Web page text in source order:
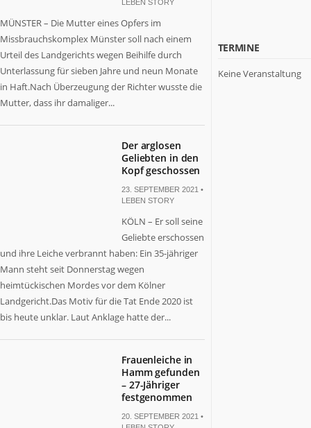
LEBEN STORY
MÜNSTER – Die Mutter eines Opfers im
Missbrauchskomplex Münster soll nach einem
Urteil des Landgerichts wegen Beihilfe durch
Unterlassung für sieben Jahre und neun Monate
in Haft.Nach Überzeugung der Richter wusste die
Mutter, dass ihr damaliger...
Der arglosen
Geliebten in den
Kopf geschossen
23. SEPTEMBER 2021 •
LEBEN STORY
KÖLN – Er soll seine
Geliebte erschossen
und ihre Leiche verbrannt haben: Ein 35-jähriger
Mann steht seit Donnerstag wegen
heimtückischen Mordes vor dem Kölner
Landgericht.Das Motiv für die Tat Ende 2020 ist
bis heute unklar. Laut Anklage hatte der...
Frauenleiche in
Hamm gefunden
– 27-Jähriger
festgenommen
20. SEPTEMBER 2021 •
TERMINE
Keine Veranstaltung